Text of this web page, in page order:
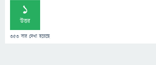
1
উত্তর
353 বার দেখা হয়েছে